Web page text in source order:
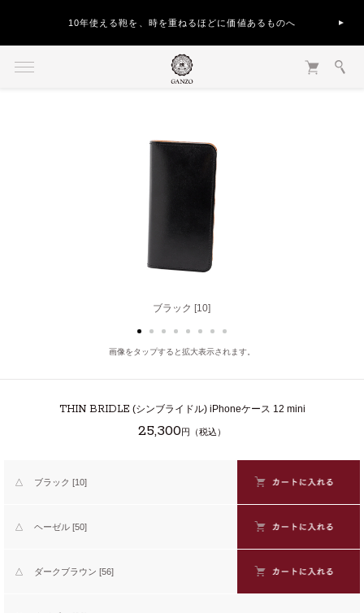
10年使える鞄を、時を重ねるほどに価値あるものへ
ブラック [10]
ヘーゼル [50]
画像をタップすると拡大表示されます。
THIN BRIDLE (シンブライドル) iPhoneケース 12 mini
25,300円（税込）
△ ブラック [10]
△ ヘーゼル [50]
△ ダークブラウン [56]